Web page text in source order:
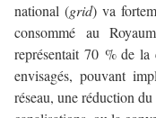
national (grid) va
consommé au
représentait 70 % de la
envisagés, pouvant
réseau, une réduction